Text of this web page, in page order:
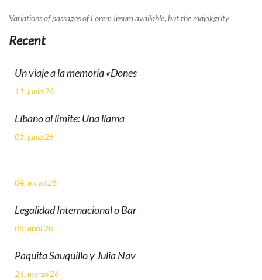
Variations of passages of Lorem Ipsum available, but the majokgrity
Recent
Un viaje a la memoria «Dones
11, junio'26
Líbano al límite: Una llama
01, junio'26
04, mayo'26
Legalidad Internacional o Bar
06, abril'26
Paquita Sauquillo y Julia Nav
24, marzo'26